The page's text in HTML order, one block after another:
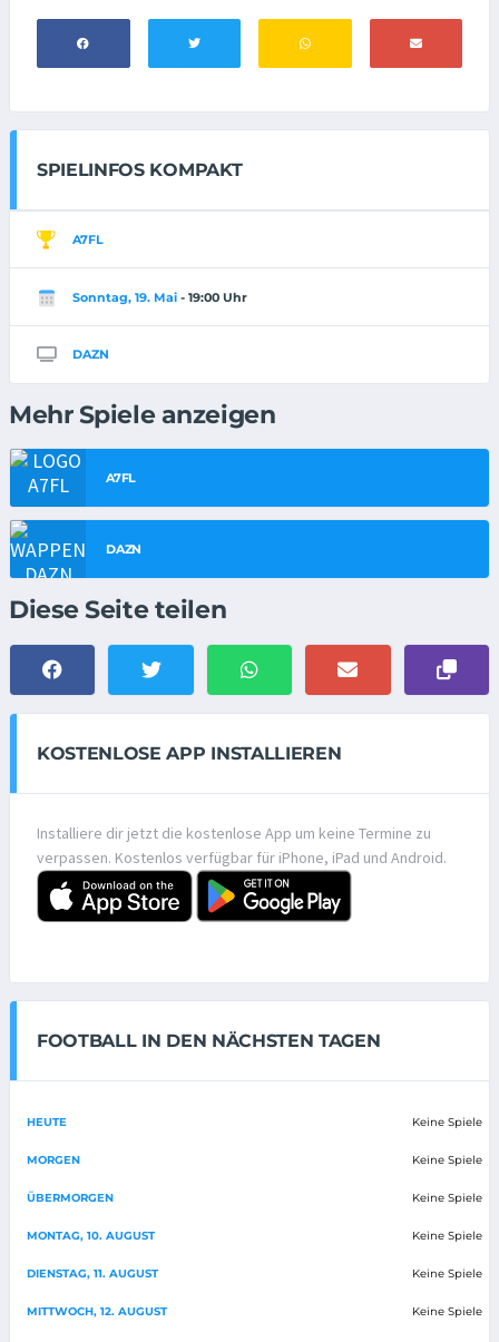
SPIELINFOS KOMPAKT
A7FL
Sonntag, 19. Mai - 19:00 Uhr
DAZN
Mehr Spiele anzeigen
A7FL
DAZN
Diese Seite teilen
KOSTENLOSE APP INSTALLIEREN
Installiere dir jetzt die kostenlose App um keine Termine zu
verpassen. Kostenlos verfügbar für iPhone, iPad und Android.
FOOTBALL IN DEN NÄCHSTEN TAGEN
HEUTE Keine Spiele
MORGEN Keine Spiele
ÜBERMORGEN Keine Spiele
MONTAG, 10. AUGUST Keine Spiele
DIENSTAG, 11. AUGUST Keine Spiele
MITTWOCH, 12. AUGUST Keine Spiele